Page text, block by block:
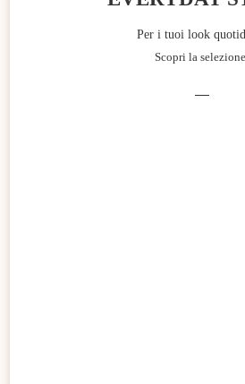
Per i tuoi look
Scopri la selezione